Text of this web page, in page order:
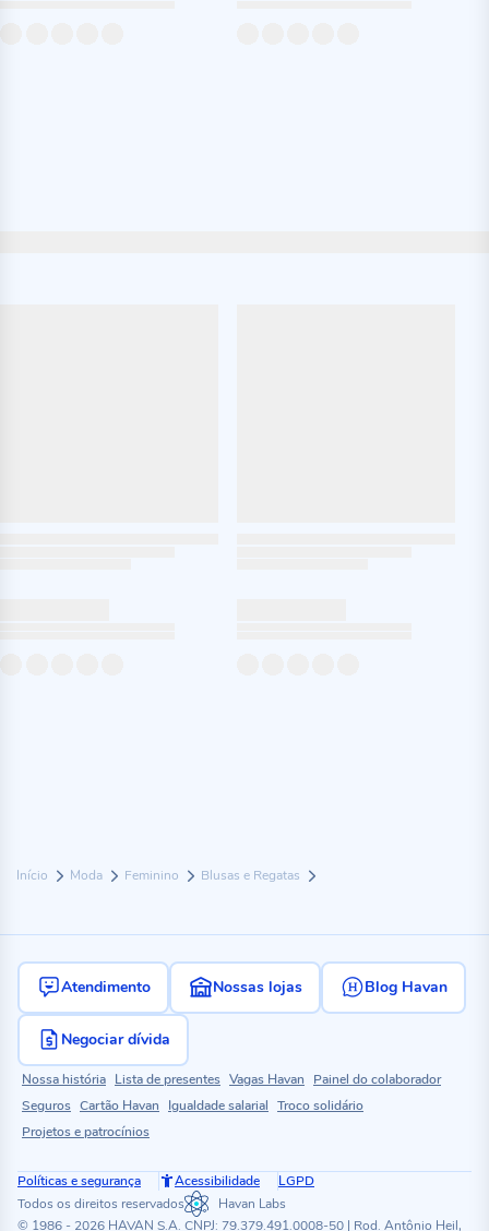
Início Moda Feminino Blusas e Regatas
Atendimento Nossas lojas Blog Havan
Negociar dívida
Nossa história Lista de presentes Vagas Havan
Painel do colaborador
Seguros Cartão Havan Igualdade salarial Troco solidário
Projetos e patrocínios
Políticas e segurança Acessibilidade
LGPD
Todos os direitos reservados
Havan Labs
© 1986 - 2026 HAVAN S.A. CNPJ: 79.379.491.0008-50 | Rod. Antônio Heil,